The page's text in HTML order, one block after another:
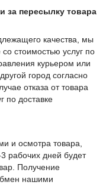
за пересылку товара
качества, мы
стоимостью услуг по
курьером или
город согласно
отказа от товара
по доставке
и осмотра товара,
рабочих дней будет
Получение
нашими